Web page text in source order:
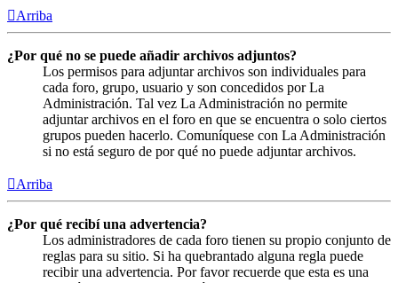
Arriba
¿Por qué no se puede añadir archivos adjuntos?
Los permisos para adjuntar archivos son individuales para
cada foro, grupo, usuario y son concedidos por La
Administración. Tal vez La Administración no permite
adjuntar archivos en el foro en que se encuentra o solo ciertos
grupos pueden hacerlo. Comuníquese con La Administración
si no está seguro de por qué no puede adjuntar archivos.
Arriba
¿Por qué recibí una advertencia?
Los administradores de cada foro tienen su propio conjunto de
reglas para su sitio. Si ha quebrantado alguna regla puede
recibir una advertencia. Por favor recuerde que esta es una